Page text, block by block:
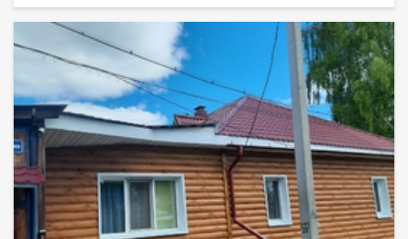
санузел, большая баня с комнатой отдыха и гараж, второй
этаж брус с отделкой сайдингом: четыре спальни,
хозяйственное помещение + туалет. Коммуникации
центральные: свет, вода, отопление. Капитальный тёплый
гараж на две машины, смотровая яма. Дом расположен в
центре поселка, в шаговой доступности средняя школа, на
соседней улице два детских сада, магазины и остановка в
двух минутах ходьбы. Документы готовы, возможен любой
вид расчета. Звоните, покажу! При звонке, пожалуйста,
сообщите номер варианта - JV008070101874